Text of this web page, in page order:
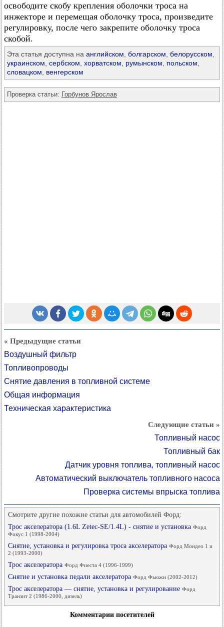
освободите скобу крепления оболочки троса на
инжекторе и перемещая оболочку троса, произведите
регулировку, после чего закрепите оболочку троса
скобой.
Эта статья доступна на английском болгарском белорусском
украинском сербском хорватском румынском польском
словацком
венгерском
Проверка статьи: Горбунов Ярослав
« Предыдущие статьи
Воздушный фильтр
Топливопроводы
Снятие давления в топливной системе
Общая информация
Техническая характеристика
Следующие статьи »
Топливный насос
Топливный бак
Датчик уровня топлива, топливный насос
Автоматический выключатель топливного насоса
Проверка системы впрыска топлива
Смотрите другие похожие статьи для автомобилей Форд:
Трос акселератора (1.6L Zetec-SE/1.4L) - снятие и установка Форд
Фокус 1 (1998-2004)
Снятие, установка и регулировка троса акселератора Форд Мондео 1 и
2 (1993-2000)
Трос акселератора Форд Фиеста 4 (1996-1999)
Снятие и установка педали акселератора Форд Фьюжн (2002-2012)
Трос акселератора — снятие, установка и регулирование Форд
Транзит 2 (1986-2000, дизель)
Комментарии посетителей